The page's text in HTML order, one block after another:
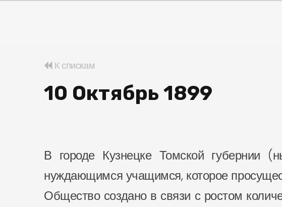
К спискам
10 Октябрь 1899
В городе Кузнецке Томской губернии
нуждающимся учащимся, которое
Общество создано в связи с ростом